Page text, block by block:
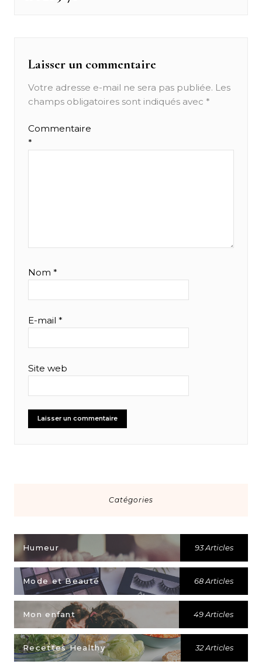
Laisser un commentaire
Votre adresse e-mail ne sera pas publiée. Les
champs obligatoires sont indiqués avec *
Commentaire
*
Nom *
E-mail *
Site web
Catégories
Humeur 93 Articles
Mode et Beauté 68 Articles
Mon enfant 49 Articles
Recettes Healthy 32 Articles